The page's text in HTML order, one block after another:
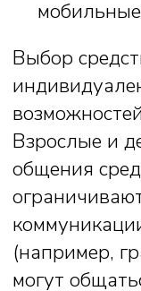
Специалисты
консультации по
АДК для
детей с
здоровья.
Мамы, папы и
могут также
познакомиться с
АДК на
школы и научиться
альтернативной и
коммуникации в